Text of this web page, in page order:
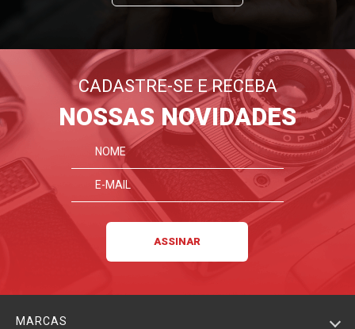
CADASTRE-SE E RECEBA
NOSSAS NOVIDADES
MARCAS